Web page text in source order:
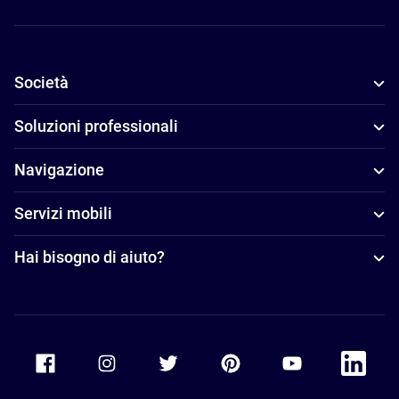
Società
Soluzioni professionali
Navigazione
Servizi mobili
Hai bisogno di aiuto?
Accor Facebook Accor TwitterAccor PinterestAccor Youtube
Accor